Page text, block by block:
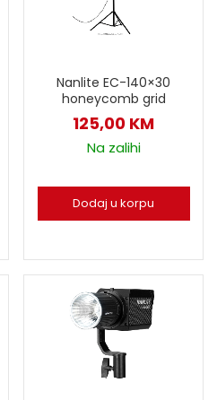
Nanlite EC-140×30
honeycomb grid
125,00 KM
Na zalihi
Dodaj u korpu